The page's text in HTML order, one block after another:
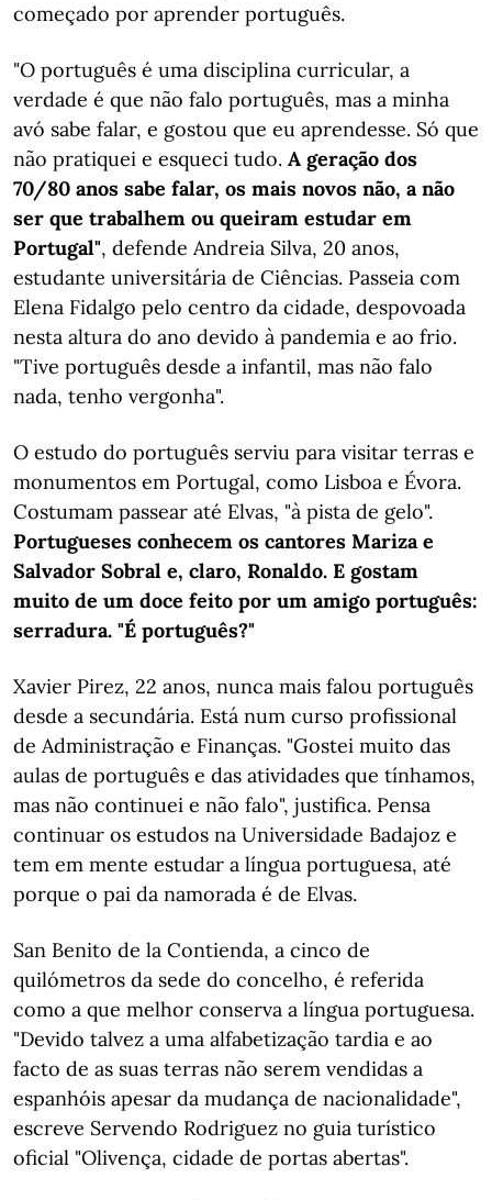
começado por aprender português.
"O português é uma disciplina curricular, a
verdade é que não falo português, mas a minha
avó sabe falar, e gostou que eu aprendesse. Só que
não pratiquei e esqueci tudo. A geração dos
70/80 anos sabe falar, os mais novos não, a não
ser que trabalhem ou queiram estudar em
Portugal", defende Andreia Silva, 20 anos,
estudante universitária de Ciências. Passeia com
Elena Fidalgo pelo centro da cidade, despovoada
nesta altura do ano devido à pandemia e ao frio.
"Tive português desde a infantil, mas não falo
nada, tenho vergonha".
O estudo do português serviu para visitar terras e
monumentos em Portugal, como Lisboa e Évora.
Costumam passear até Elvas, "à pista de gelo".
Portugueses conhecem os cantores Mariza e
Salvador Sobral e, claro, Ronaldo. E gostam
muito de um doce feito por um amigo português:
serradura. "É português?"
Xavier Pirez, 22 anos, nunca mais falou português
desde a secundária. Está num curso profissional
de Administração e Finanças. "Gostei muito das
aulas de português e das atividades que tínhamos,
mas não continuei e não falo", justifica. Pensa
continuar os estudos na Universidade Badajoz e
tem em mente estudar a língua portuguesa, até
porque o pai da namorada é de Elvas.
San Benito de la Contienda, a cinco de
quilómetros da sede do concelho, é referida
como a que melhor conserva a língua portuguesa.
"Devido talvez a uma alfabetização tardia e ao
facto de as suas terras não serem vendidas a
espanhóis apesar da mudança de nacionalidade",
escreve Servendo Rodriguez no guia turístico
oficial "Olivença, cidade de portas abertas".